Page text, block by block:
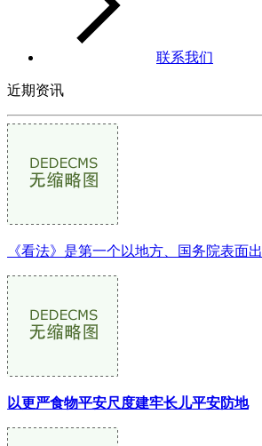
联系我们
近期资讯
《看法》是第一个以地方、国务院表面出
以更严食物平安尺度建牢长儿平安防地